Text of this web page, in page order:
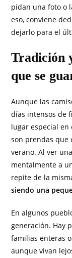
pidan una foto o
eso, conviene
dejarlo para el
Tradición
que se
Aunque las
días intensos de
lugar especial
son prendas que
verano. Al ver
mentalmente a
repite de la
siendo una
En algunos
generación. Hay
familias enteras
aunque vivan